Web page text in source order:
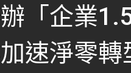
「企業
速淨零轉